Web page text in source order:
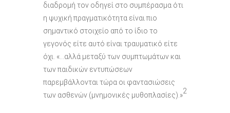
διαδρομή τον οδηγεί στο συμπέρασμα ότι
η ψυχική πραγματικότητα είναι πιο
σημαντικό στοιχείο από το ίδιο το
γεγονός είτε αυτό είναι τραυματικό είτε
όχι. «…αλλά μεταξύ των συμπτωμάτων και
των παιδικών εντυπώσεων
παρεμβάλλονται τώρα οι φαντασιώσεις
των ασθενών (μνημονικές μυθοπλασίες).»2